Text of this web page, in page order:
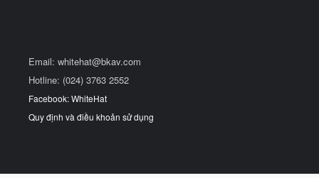
Email: whitehat@bkav.com
Hotline: (024) 3763 2552
Facebook: WhiteHat
Quy định và điều khoản sử dụng